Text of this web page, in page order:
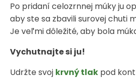
Po pridaní celozrnnej múky ju
aby ste sa zbavili surovej chuti
Je veľmi dôležité, aby bola
Vychutnajte si ju!
Udržte svoj krvný tlak pod